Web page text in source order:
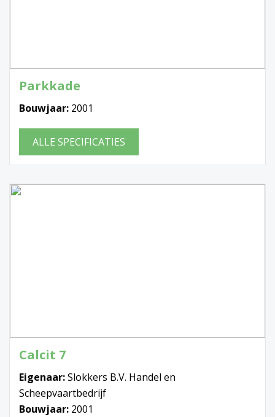
Parkkade
Bouwjaar: 2001
ALLE SPECIFICATIES
Calcit 7
Eigenaar:Slokkers B.V. Handel en
Scheepvaartbedrijf
Bouwjaar: 2001